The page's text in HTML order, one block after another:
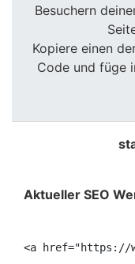
Besuchern
Kopiere einen
Code und füge
Aktueller SEO
<a href="https://